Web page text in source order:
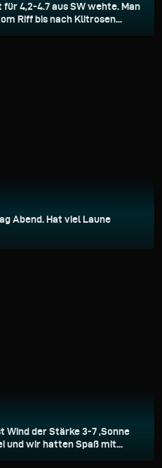
4,2-4.7 aus SW wehte. Man
Riff bis nach Klitrosen...
Abend. Hat viel Laune
Wind der Stärke 3-7 ,Sonne
und wir hatten Spaß mit...